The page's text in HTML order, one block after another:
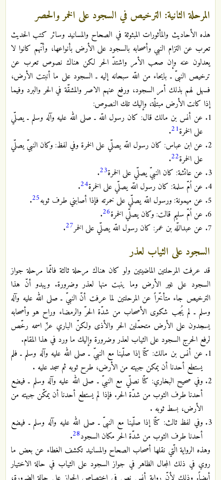
المرحلة الثانية: الترخيص في السجود على الخمر والحصر
هذه الأحاديث والمأثورات المبثوثة في الصحاح والمسانيد وسائر كتب الحديث
تعرب عن التزام النبي وأصحابه بالسجود على الأرض بأنواعها، وأنّهم كانوا لا
يعدلون عنه وإن صعب الأمر واشتدّ الحر لكن هناك نصوص تعرب عن
ترخيص النبىّ ـ بايحاء من اللّه سبحانه إليه ـ السجود على ما أنبتت الأرض،
فسهل لهم بذلك أمر السجود، ورفع عنهم الاصر والمشقّة في الحر والبرد وفيما
إذا كانت الأرض مبتلّة، وإليك تلك النصوص:
عن أنس بن مالك قال: كان رسول اللّه ـ صلى الله عليه وآله وسلم ـ يصلّي
على الخمرة21
.
عن ابن عباس: كان رسول اللّه يصلّي على الخمرة وفي لفظ: وكان النبيّ يصلّي
على الخمرة22
.
عن عائشة: كان النبيّ يصلّي على الخمرة23
.
عن اُمّ سلمة: كان رسول اللّه يصلّي على الخمرة24
.
عن ميمونة: ورسول اللّه يصلّي على خمرته فإذا أصابني طرف ثوبه25
.
عن اُمّ سليم قالت: وكان يصلّي الخمرة26
.
عن عبداللّه بن عمر: كان رسول اللّه يصلّي على الخمر27
.
السجود على الثياب لعذر
قد عرفت المرحلتين الماضيتين ولو كان هناك مرحلة ثالثة فانّما مرحلة جواز
السجود على غير الأرض وما ينبت منها لعذر وضرورة. ويبدو أنّ هذا
الترخيص جاء متأخّراً عن المرحلتين لما عرفت أنّ النبيّ ـ صلى الله عليه وآله
وسلم ـ لم يُجب شكوى الأصحاب من شدّة الحرّ والرمضاء وراح هو وأصحابه
يسجدون على الأرض متحمّلين الحر والأذى ولكنّ الباري عزّ اسمه رخّص
لرفع الحرج السجود على الثياب لعذر وضرورة وإليك ما ورد في هذا المقام.
عن أنس بن مالك: كنّا إذا صلّينا مع النبيّ ـ صلى الله عليه وآله وسلم ـ فلم
يستطع أحدنا أن يمكن جبهته من الأرض، طرح ثوبه ثم سجد عليه .
وفي صحيح البخاري: كنّا نصلّي مع النبيّ ـ صلى الله عليه وآله وسلم ـ فيضع
أحدنا طرف الثوب من شدّة الحر. فإذا لم يستطع أحدنا أن يمكّن جبهته من
الأرض، بسط ثوبه .
وفي لفظ ثالث: كنّا إذا صلّينا مع النبىّ ـ صلى الله عليه وآله وسلم ـ فيضع
أحدنا طرف الثوب من شدّة الحر مكان السجود28
.
وهذه الرواية الّتي نقلها أصحاب الصحاح والمسانيد تكشف الغطاء عن بعض ما
روي في ذلك المجال الظاهر في جواز السجود على الثياب في حالة الاختيار